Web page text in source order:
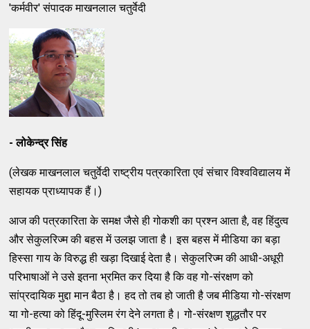
'कर्मवीर' संपादक माखनलाल चतुर्वेदी
- लोकेन्द्र सिंह
(लेखक माखनलाल चतुर्वेदी राष्ट्रीय पत्रकारिता एवं संचार विश्वविद्यालय में
सहायक प्राध्यापक हैं।)
आज की पत्रकारिता के समक्ष जैसे ही गोकशी का प्रश्न आता है, वह हिंदुत्व
और सेकुलरिज्म की बहस में उलझ जाता है। इस बहस में मीडिया का बड़ा
हिस्सा गाय के विरुद्ध ही खड़ा दिखाई देता है। सेकुलरिज्म की आधी-अधूरी
परिभाषाओं ने उसे इतना भ्रमित कर दिया है कि वह गो-संरक्षण को
सांप्रदायिक मुद्दा मान बैठा है। हद तो तब हो जाती है जब मीडिया गो-संरक्षण
या गो-हत्या को हिंदू-मुस्लिम रंग देने लगता है। गो-संरक्षण शुद्धतौर पर